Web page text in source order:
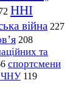
ННІ
війна 227
208
та
спортсмени
ЧНУ 119